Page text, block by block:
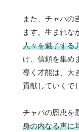
また、チャパの
ます。生まれな
人々を魅了する
け、信頼を集め
導く才能は、大
貢献していくで
チャパの恩恵を
身の内なる声に